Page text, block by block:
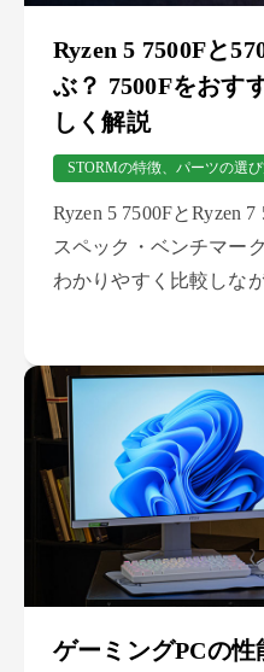
Ryzen 5 7500Fと
ぶ？ 7500Fをおす
しく解説
STORMの特徴、パーツの選
Ryzen 5 7500FとRyzen
スペック・ベンチマー
わかりやすく比較しな
ゲーミングPCの